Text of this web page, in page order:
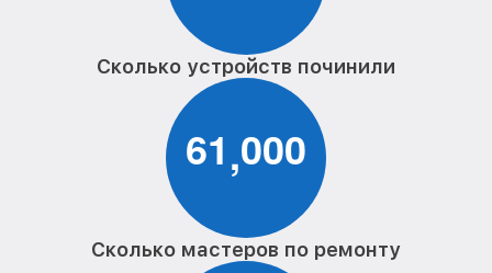
Сколько устройств починили
61,000
Сколько мастеров по ремонту